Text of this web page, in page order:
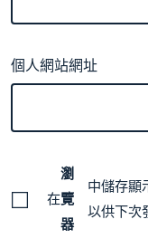
個人網站網址
在
瀏
覽
器
中儲存顯
以供下次